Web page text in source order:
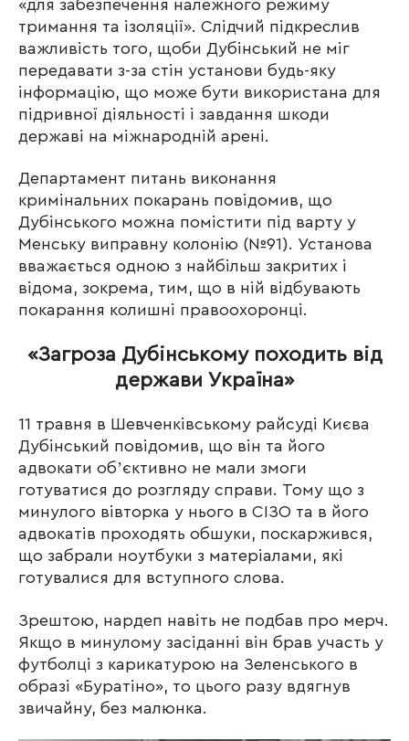
«для забезпечення належного режиму
тримання та ізоляції». Слідчий підкреслив
важливість того, щоби Дубінський не міг
передавати з-за стін установи будь-яку
інформацію, що може бути використана для
підривної діяльності і завдання шкоди
державі на міжнародній арені.
Департамент питань виконання
кримінальних покарань повідомив, що
Дубінського можна помістити під варту у
Менську виправну колонію (№91). Установа
вважається одною з найбільш закритих і
відома, зокрема, тим, що в ній відбувають
покарання колишні правоохоронці.
«Загроза Дубінському походить від
держави Україна»
11 травня в Шевченківському райсуді Києва
Дубінський повідомив, що він та його
адвокати обʼєктивно не мали змоги
готуватися до розгляду справи. Тому що з
минулого вівторка у нього в СІЗО та в його
адвокатів проходять обшуки, поскаржився,
що забрали ноутбуки з матеріалами, які
готувалися для вступного слова.
Зрештою, нардеп навіть не подбав про мерч.
Якщо в минулому засіданні він брав участь у
футболці з карикатурою на Зеленського в
образі «Буратіно», то цього разу вдягнув
звичайну, без малюнка.